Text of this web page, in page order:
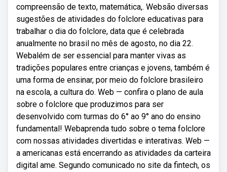
compreensão de texto, matemática,. Websão diversas
sugestões de atividades do folclore educativas para
trabalhar o dia do folclore, data que é celebrada
anualmente no brasil no mês de agosto, no dia 22.
Webalém de ser essencial para manter vivas as
tradições populares entre crianças e jovens, também é
uma forma de ensinar, por meio do folclore brasileiro
na escola, a cultura do. Web — confira o plano de aula
sobre o folclore que produzimos para ser
desenvolvido com turmas do 6° ao 9° ano do ensino
fundamental! Webaprenda tudo sobre o tema folclore
com nossas atividades divertidas e interativas. Web —
a americanas está encerrando as atividades da carteira
digital ame. Segundo comunicado no site da fintech, os